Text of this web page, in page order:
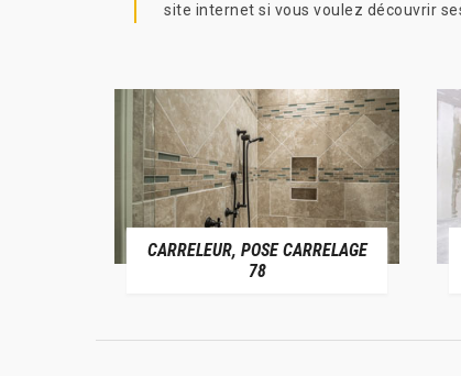
site internet si vous voulez découvrir
CARRELEUR, POSE CARRELAGE
78